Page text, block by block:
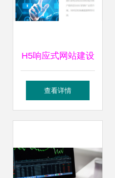
H5响应式网站建设
打造企业官网、商
查看详情